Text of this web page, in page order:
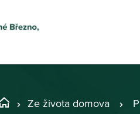
Ze života domova